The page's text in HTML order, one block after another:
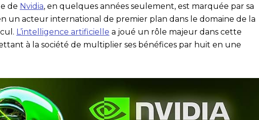
de Nvidia, en quelques années seulement, est marquée par sa
un acteur international de premier plan dans le domaine de la
L’intelligence artificielle a joué un rôle majeur dans cette
à la société de multiplier ses bénéfices par huit en une